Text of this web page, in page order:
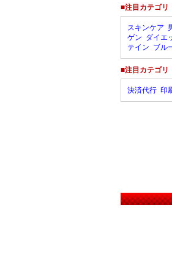
■注目カテゴリ
スキンケア
ゲン ダイエ
テイン ブル
■注目カテゴリ
決済代行 印